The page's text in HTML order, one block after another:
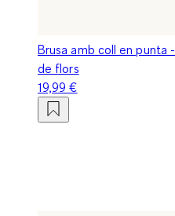
Brusa amb coll en punta -
de flors
19,99 €